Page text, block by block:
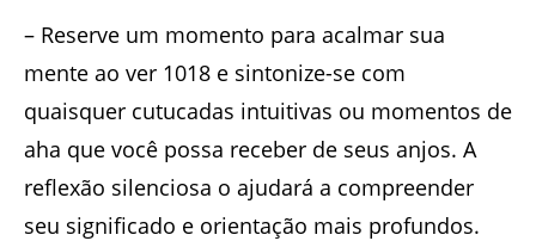
– Reserve um momento para acalmar sua
mente ao ver 1018 e sintonize-se com
quaisquer cutucadas intuitivas ou momentos de
aha que você possa receber de seus anjos. A
reflexão silenciosa o ajudará a compreender
seu significado e orientação mais profundos.